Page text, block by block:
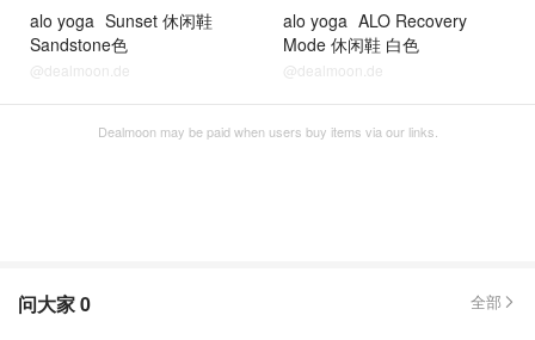
alo yoga Sunset 休闲鞋
Sandstone色
@dealmoon.de
alo yoga ALO Recovery
Mode 休闲鞋 白色
@dealmoon.de
Dealmoon may be paid when users buy items via our links.
问大家0 全部